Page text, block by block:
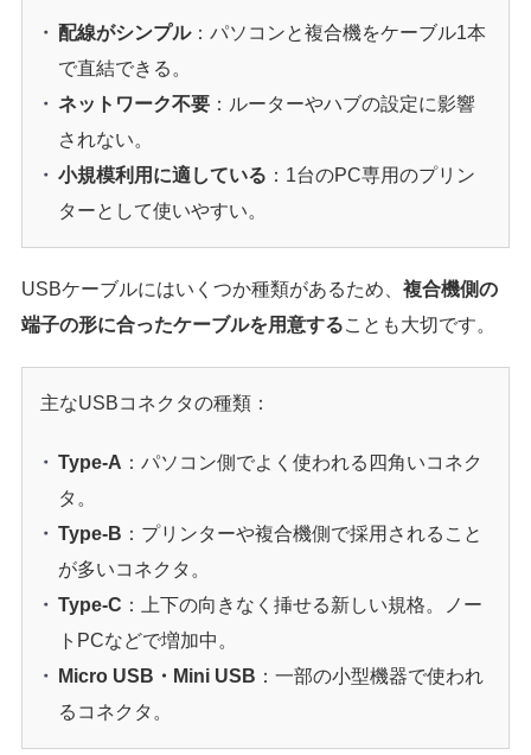
配線がシンプル：パソコンと複合機をケーブル1本
で直結できる。
ネットワーク不要：ルーターやハブの設定に影響
されない。
小規模利用に適している ：1台のPC専用のプリン
ターとして使いやすい。
USBケーブルにはいくつか種類があるため、 複合機側の
端子の形に合ったケーブルを用意することも大切です。
主なUSBコネクタの種類：
Type-A ：パソコン側でよく使われる四角いコネク
タ。
Type-B ：プリンターや複合機側で採用されること
が多いコネクタ。
Type-C ：上下の向きなく挿せる新しい規格。ノー
トPCなどで増加中。
Micro USB・Mini USB ：一部の小型機器で使われ
るコネクタ。